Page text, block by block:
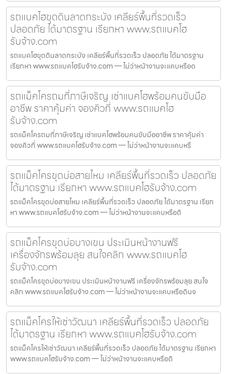
รถแบคโฮขุดดินลาดกระบัง เคลียร์พื้นที่รวดเร็ว
ปลอดภัย ได้มาตรฐาน เรียกหา www.รถแบคโฮ
รับจ้าง.com
รถแบคโฮขุดดินลาดกระบัง เคลียร์พื้นที่รวดเร็ว ปลอดภัย ได้มาตรฐาน
เรียกหา www.รถแบคโฮรับจ้าง.com — ไม่ว่าหน้างานจะแคบหรือด
รถแม็คโครถมที่ภาษีเจริญ เช่าแบคโฮพร้อมคนขับมือ
อาชีพ ราคาคุ้มค่า จองคิวที่ www.รถแบคโฮ
รับจ้าง.com
รถแม็คโครถมที่ภาษีเจริญ เช่าแบคโฮพร้อมคนขับมืออาชีพ ราคาคุ้มค่า
จองคิวที่ www.รถแบคโฮรับจ้าง.com — ไม่ว่าหน้างานจะแคบหรื
รถแม็คโครขุดบ่อสายไหม เคลียร์พื้นที่รวดเร็ว ปลอดภัย
ได้มาตรฐาน เรียกหา www.รถแบคโฮรับจ้าง.com
รถแม็คโครขุดบ่อสายไหม เคลียร์พื้นที่รวดเร็ว ปลอดภัย ได้มาตรฐาน เรียก
หา www.รถแบคโฮรับจ้าง.com — ไม่ว่าหน้างานจะแคบหรือดิ
รถแม็คโครขุดบ่อบางเขน ประเมินหน้างานฟรี
เครื่องจักรพร้อมลุย สนใจคลิก www.รถแบคโฮ
รับจ้าง.com
รถแม็คโครขุดบ่อบางเขน ประเมินหน้างานฟรี เครื่องจักรพร้อมลุย สนใจ
คลิก www.รถแบคโฮรับจ้าง.com — ไม่ว่าหน้างานจะแคบหรือดินจ
รถแม็คโครให้เช่าวัฒนา เคลียร์พื้นที่รวดเร็ว ปลอดภัย
ได้มาตรฐาน เรียกหา www.รถแบคโฮรับจ้าง.com
รถแม็คโครให้เช่าวัฒนา เคลียร์พื้นที่รวดเร็ว ปลอดภัย ได้มาตรฐาน เรียกหา
www.รถแบคโฮรับจ้าง.com — ไม่ว่าหน้างานจะแคบหรือดิ